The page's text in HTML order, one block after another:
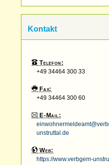
Kontakt
Telefon:
+49 34464 300 33
Fax:
+49 34464 300 60
E-Mail:
unstruttal.de
Web:
https://www.verbgem-